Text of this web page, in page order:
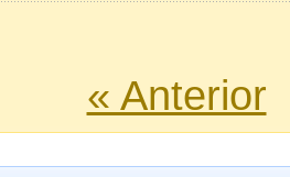
« Anterior